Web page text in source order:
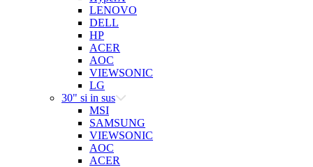
LENOVO
DELL
HP
ACER
AOC
VIEWSONIC
LG
30" si in sus
MSI
SAMSUNG
VIEWSONIC
AOC
ACER